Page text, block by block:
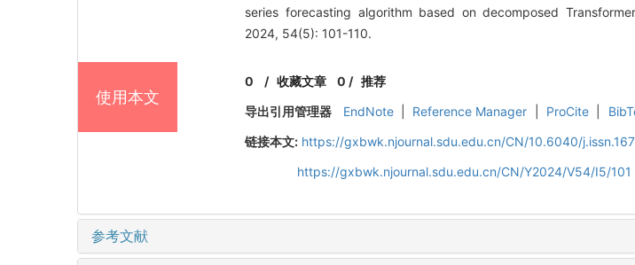
series forecasting algorithm based on decomposed
2024, 54(5): 101-110.
使用本文
0 /收藏文章 0 / 推荐
导出引用管理器
EndNote Reference Manager ProCite
链接本文: https://gxbwk.njournal.sdu.edu.cn/CN/10.6040/
https://gxbwk.njournal.sdu.edu.cn/CN/Y2024/V54/I5/101
参考文献